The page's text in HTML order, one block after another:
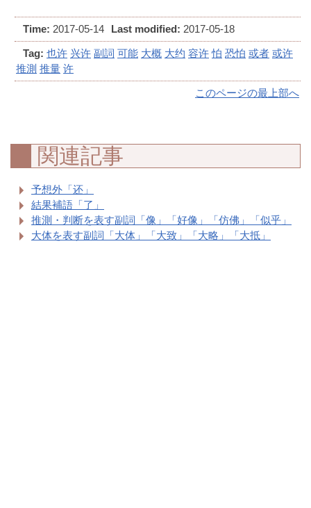
Time: 2017-05-14 Last modified: 2017-05-18
Tag: 也许 兴许 副詞 可能 大概 大约 容许 怕 恐怕 或者 或许
推測 推量 许
このページの最上部へ
関連記事
予想外「还」
結果補語「了」
推測・判断を表す副詞「像」「好像」「仿佛」「似乎」
大体を表す副詞「大体」「大致」「大略」「大抵」